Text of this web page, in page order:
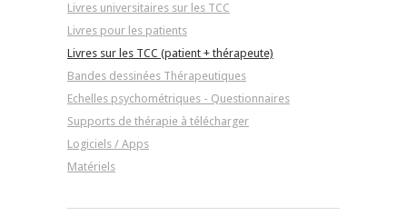
Livres universitaires sur les TCC
Livres pour les patients
Livres sur les TCC (patient + thérapeute)
Bandes dessinées Thérapeutiques
Echelles psychométriques - Questionnaires
Supports de thérapie à télécharger
Logiciels / Apps
Matériels